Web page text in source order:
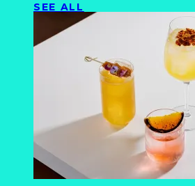
SEE ALL